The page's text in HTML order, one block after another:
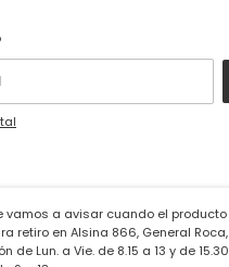
vamos a avisar cuando el producto
retiro en Alsina 866, General Roca,
de Lun. a Vie. de 8.15 a 13 y de 15.30